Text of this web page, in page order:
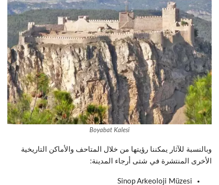
Boyabat Kalesi
وبالنسبة للآثار يمكننا رؤيتها من خلال المتاحف والأماكن التاريخية
الأخرى المنتشرة في شتى أرجاء المدينة:
Sinop Arkeoloji Müzesi